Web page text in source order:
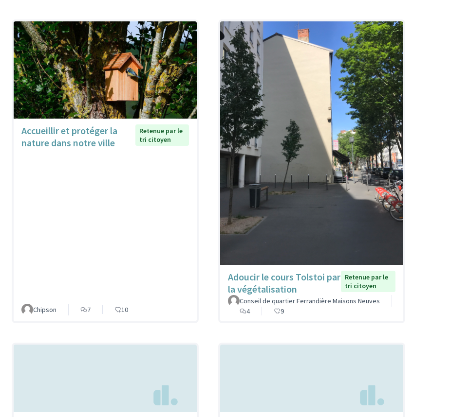
Accueillir et protéger la
nature dans notre ville
Retenue par le
tri citoyen
Chipson 7 10
Adoucir le cours Tolstoi par
la végétalisation
Retenue par le
tri citoyen
Conseil de quartier Ferrandière Maisons Neuves
4
9